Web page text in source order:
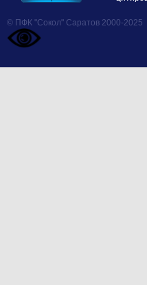
© ПФК "Сокол" Саратов 2000-2025